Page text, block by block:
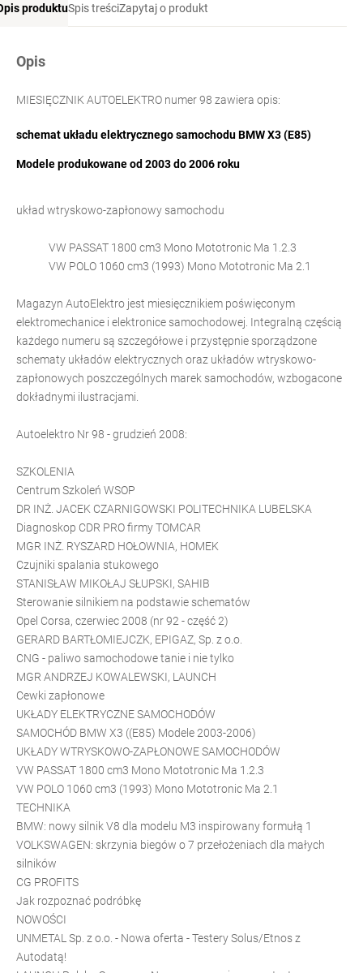
produktuSpis treściZapytaj o produkt
Opis
MIESIĘCZNIK AUTOELEKTRO numer 98 zawiera opis:
schemat układu elektrycznego samochoduBMW X3 (E85)
Modele produkowane od 2003 do 2006 roku
układ wtryskowo-zapłonowy samochodu
VW PASSAT 1800 cm3 Mono Mototronic Ma 1.2.3
VW POLO 1060 cm3 (1993) Mono Mototronic Ma 2.1
Magazyn AutoElektro jest miesięcznikiem poświęconym
elektromechanice i elektronice samochodowej. Integralną częścią
każdego numeru są szczegółowe i przystępnie sporządzone
schematy układów elektrycznych oraz układów wtryskowo-
zapłonowych poszczególnych marek samochodów, wzbogacone
dokładnymi ilustracjami.
Autoelektro Nr 98 - grudzień 2008:
SZKOLENIA
Centrum Szkoleń WSOP
DR INŻ. JACEK CZARNIGOWSKI POLITECHNIKA LUBELSKA
Diagnoskop CDR PRO firmy TOMCAR
MGR INŻ. RYSZARD HOŁOWNIA, HOMEK
Czujniki spalania stukowego
STANISŁAW MIKOŁAJ SŁUPSKI, SAHIB
Sterowanie silnikiem na podstawie schematów
Opel Corsa, czerwiec 2008 (nr 92 - część 2)
GERARD BARTŁOMIEJCZK, EPIGAZ, Sp. z o.o.
CNG - paliwo samochodowe tanie i nie tylko
MGR ANDRZEJ KOWALEWSKI, LAUNCH
Cewki zapłonowe
UKŁADY ELEKTRYCZNE SAMOCHODÓW
SAMOCHÓD BMW X3 ((E85) Modele 2003-2006)
UKŁADY WTRYSKOWO-ZAPŁONOWE SAMOCHODÓW
VW PASSAT 1800 cm3 Mono Mototronic Ma 1.2.3
VW POLO 1060 cm3 (1993) Mono Mototronic Ma 2.1
TECHNIKA
BMW: nowy silnik V8 dla modelu M3 inspirowany formułą 1
VOLKSWAGEN: skrzynia biegów o 7 przełożeniach dla małych
silników
CG PROFITS
Jak rozpoznać podróbkę
NOWOŚCI
UNMETAL Sp. z o.o. - Nowa oferta - Testery Solus/Etnos z
Autodatą!